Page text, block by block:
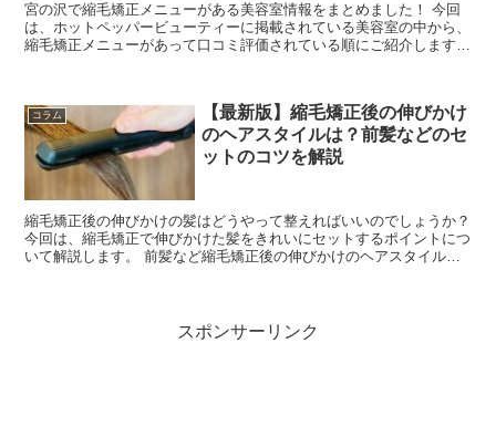
宮の沢で縮毛矯正メニューがある美容室情報をまとめました！ 今回
は、ホットペッパービューティーに掲載されている美容室の中から、
縮毛矯正メニューがあって口コミ評価されている順にご紹介します♪
コラム
【最新版】縮毛矯正後の伸びかけ
のヘアスタイルは？前髪などのセ
ットのコツを解説
縮毛矯正後の伸びかけの髪はどうやって整えればいいのでしょうか？
今回は、縮毛矯正で伸びかけた髪をきれいにセットするポイントにつ
いて解説します。 前髪など縮毛矯正後の伸びかけのヘアスタイルを
スポンサーリンク